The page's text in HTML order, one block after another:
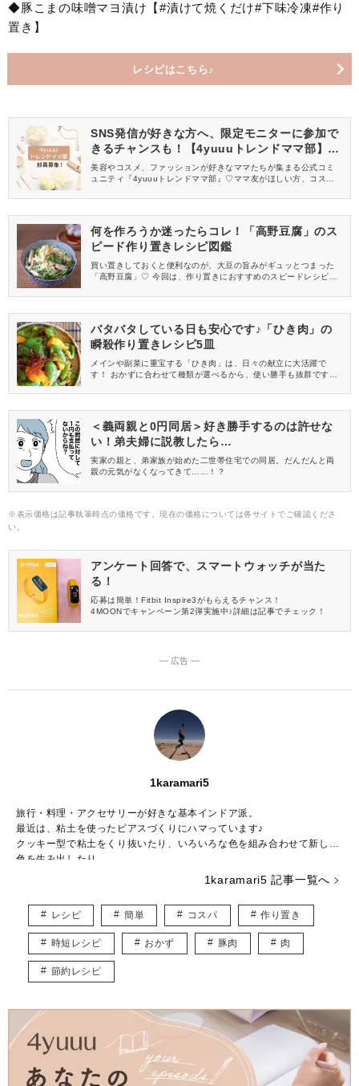
◆豚こまの味噌マヨ漬け【#漬けて焼くだけ#下味冷凍#作り
置き】
レシピはこちら♪
SNS発信が好きな方へ、限定モニターに参加で
きるチャンスも！【4yuuuトレンドママ部】部
員募集中
美容やコスメ、ファッションが好きなママたちが集まる公式コミ
ュニティ『4yuuuトレンドママ部』♡ママ友がほしい方、コスメサ
信してくれる方を募集しています！
何を作ろうか迷ったらコレ！「高野豆腐」のス
ピード作り置きレシピ図鑑
買い置きしておくと便利なのが、大豆の旨みがギュッとつまった
「高野豆腐」♡ 今回は、作り置きにおすすめのスピードレシピを
てみてくださいね♪
バタバタしている日も安心です♪「ひき肉」の
瞬殺作り置きレシピ5皿
メインや副菜に重宝する「ひき肉」は、日々の献立に大活躍で
す！ おかずに合わせて種類が選べるから、使い勝手も抜群ですよ
します♡
＜義両親と0円同居＞好き勝手するのは許せな
い！弟夫婦に説教したら…
実家の親と、弟家族が始めた二世帯住宅での同居。だんだんと両
親の元気がなくなってきて……！？
※表示価格は記事執筆時点の価格です。現在の価格については各サイトでご確認くださ
い。
アンケート回答で、スマートウォッチが当た
る！
応募は簡単！Fitbit Inspire3がもらえるチャンス！
4MOONでキャンペーン第2弾実施中♪詳細は記事でチェック！
― 広告 ―
1karamari5
旅行・料理・アクセサリーが好きな基本インドア派。
最近は、粘土を使ったピアスづくりにハマっています♪
クッキー型で粘土をくり抜いたり、いろいろな色を組み合わせて新しい
色を生み出したり……。
粘土の世界は奥が深く、アイデアがつきません。
食べることも大好きで、旅先で出会った料理を再現して、自宅で旅行気
分を味わうこともしばしば♡
調理師としての経験を活かして、思わず作ってみたくなるような料理の
記事を発信していきます！
1karamari5 記事一覧へ
レシピ 簡単 コスパ 作り置き
時短レシピ おかず 豚肉 肉
節約レシピ